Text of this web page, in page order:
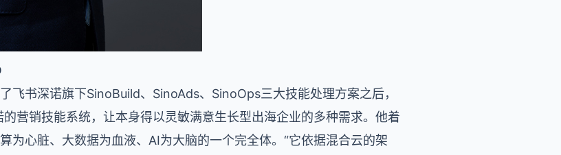
飞书深诺旗下SinoBuild、SinoAds、SinoOps三大技能处理方案之后，
营销技能系统，让本身得以灵敏满意生长型出海企业的多种需求。他着
为心脏、大数据为血液、AI为大脑的一个完全体。“它依据混合云的架